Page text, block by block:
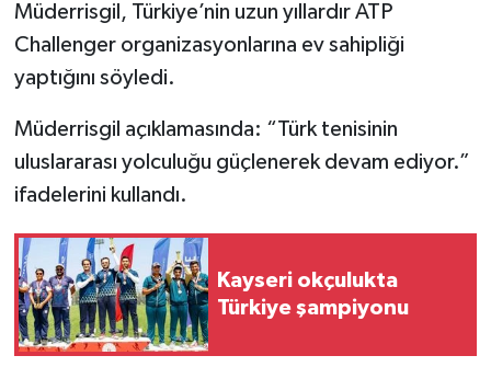
Müderrisgil, Türkiye’nin uzun yıllardır ATP
Challenger organizasyonlarına ev sahipliği
yaptığını söyledi.
Müderrisgil açıklamasında: “Türk tenisinin
uluslararası yolculuğu güçlenerek devam ediyor.”
ifadelerini kullandı.
Kayseri okçulukta
Türkiye şampiyonu